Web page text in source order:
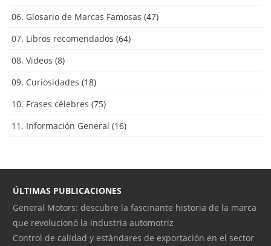
06. Glosario de Marcas Famosas (47)
07. Libros recomendados (64)
08. Videos (8)
09. Curiosidades (18)
10. Frases célebres (75)
11. Información General (16)
ÚLTIMAS PUBLICACIONES
General Motors: descubre la fascinante historia de la marca
que revolucionó la industria automotriz
Control de calidad y estándares de exportación en el sector